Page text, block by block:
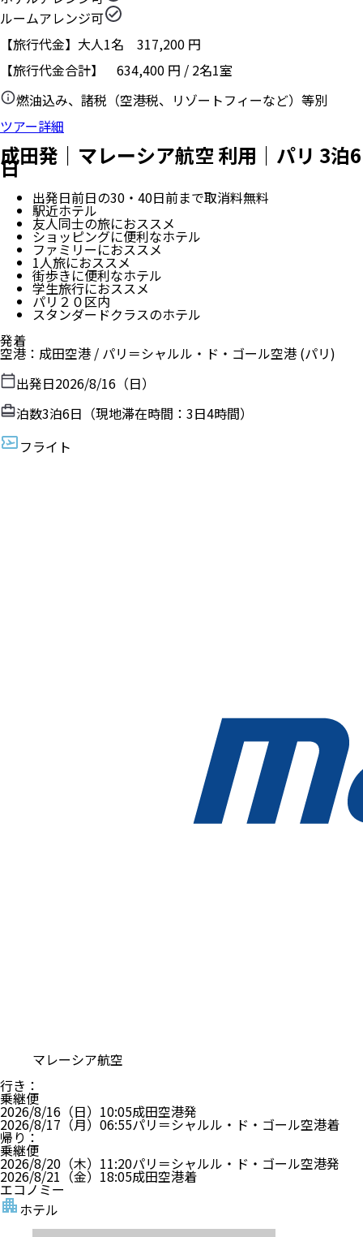
ルームアレンジ可
【旅行代金】大人1名 317,200 円
【旅行代金合計】 634,400 円 / 2名1室
燃油込み、諸税（空港税、リゾートフィーなど）等別
ツアー詳細
成田発｜マレーシア航空 利用｜パリ 3泊6
日
出発日前日の30・40日前まで取消料無料
駅近ホテル
友人同士の旅におススメ
ショッピングに便利なホテル
ファミリーにおススメ
1人旅におススメ
街歩きに便利なホテル
学生旅行におススメ
パリ２０区内
スタンダードクラスのホテル
発着
空港 ： 成田空港 / パリ＝シャルル・ド・ゴール空港 (パリ)
出発日2026/8/16（日）
泊数3泊6日（現地滞在時間： 3日4時間）
フライト
マレーシア航空
行き ：
乗継便
2026/8/16（日） 10:05成田空港発
2026/8/17（月） 06:55パリ＝シャルル・ド・ゴール空港着
帰り ：
乗継便
2026/8/20（木） 11:20パリ＝シャルル・ド・ゴール空港発
2026/8/21（金） 18:05成田空港着
エコノミー
ホテル